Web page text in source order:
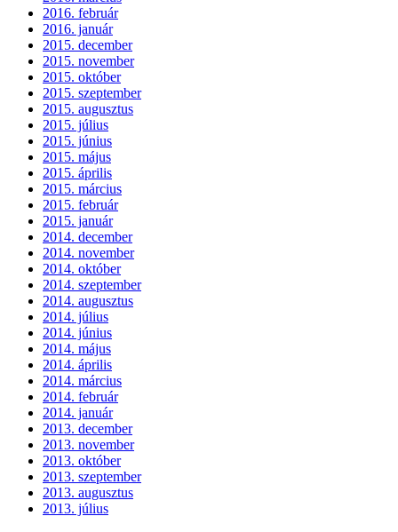
2016. február
2016. január
2015. december
2015. november
2015. október
2015. szeptember
2015. augusztus
2015. július
2015. június
2015. május
2015. április
2015. március
2015. február
2015. január
2014. december
2014. november
2014. október
2014. szeptember
2014. augusztus
2014. július
2014. június
2014. május
2014. április
2014. március
2014. február
2014. január
2013. december
2013. november
2013. október
2013. szeptember
2013. augusztus
2013. július